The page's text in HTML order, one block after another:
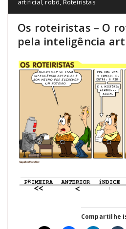
artificial ,robô, Roteiristas
Os roteiristas – O
pela inteligência
Compartilhe